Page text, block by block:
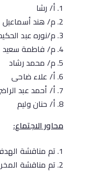
أ/ رشا
م/ هند
م/نوره عبد
م/ فاطمة
م/ محمد
أ/ علاء
أ/ أحمد عبد
أ/ حنان
محاور الاجتماع:
تم مناقشة
تم مناقشة